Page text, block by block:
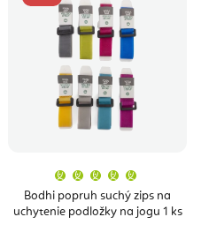
Bodhi popruh suchý zips na
uchytenie podložky na jogu 1 ks
produktu
je
5,0